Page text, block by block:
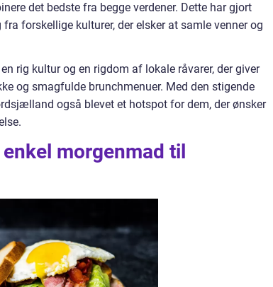
det bedste fra begge verdener. Dette har gjort
forskellige kulturer, der elsker at samle venner og
rig kultur og en rigdom af lokale råvarer, der giver
og smagfulde brunchmenuer. Med den stigende
også blevet et hotspot for dem, der ønsker
morgenmad til